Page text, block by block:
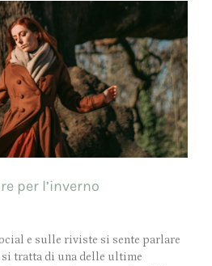
per l’inverno
e sulle riviste si sente parlare
tratta di una delle ultime